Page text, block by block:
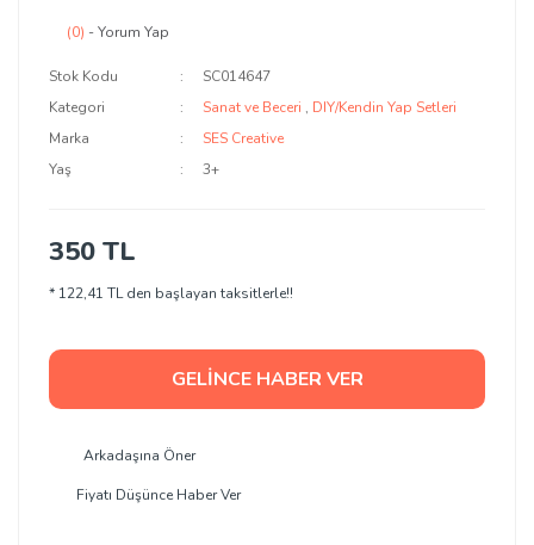
(0) - Yorum Yap
Stok Kodu
SC014647
Kategori
Sanat ve Beceri , DIY/Kendin Yap Setleri
Marka
SES Creative
Yaş
3+
350 TL
* 122,41 TL den başlayan taksitlerle!!
GELİNCE HABER VER
Arkadaşına Öner
Fiyatı Düşünce Haber Ver